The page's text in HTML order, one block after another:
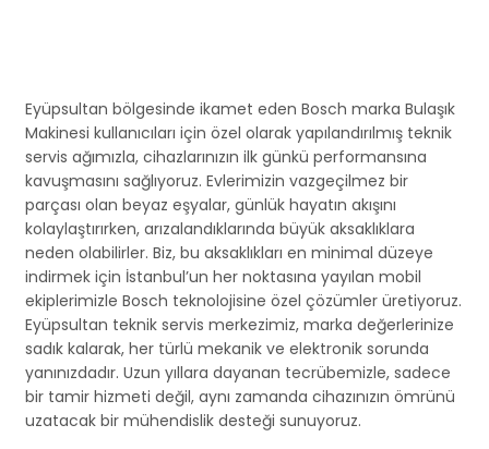
Eyüpsultan bölgesinde ikamet eden Bosch marka Bulaşık
Makinesi kullanıcıları için özel olarak yapılandırılmış teknik
servis ağımızla, cihazlarınızın ilk günkü performansına
kavuşmasını sağlıyoruz. Evlerimizin vazgeçilmez bir
parçası olan beyaz eşyalar, günlük hayatın akışını
kolaylaştırırken, arızalandıklarında büyük aksaklıklara
neden olabilirler. Biz, bu aksaklıkları en minimal düzeye
indirmek için İstanbul’un her noktasına yayılan mobil
ekiplerimizle Bosch teknolojisine özel çözümler üretiyoruz.
Eyüpsultan teknik servis merkezimiz, marka değerlerinize
sadık kalarak, her türlü mekanik ve elektronik sorunda
yanınızdadır. Uzun yıllara dayanan tecrübemizle, sadece
bir tamir hizmeti değil, aynı zamanda cihazınızın ömrünü
uzatacak bir mühendislik desteği sunuyoruz.